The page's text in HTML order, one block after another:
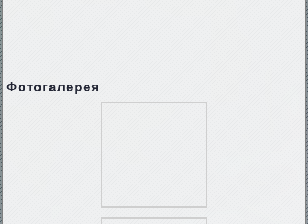
Фотогалерея